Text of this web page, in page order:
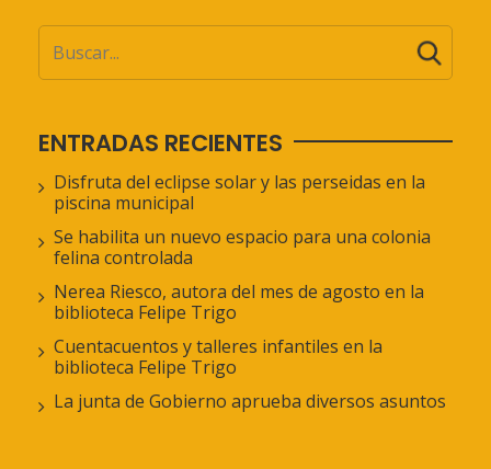
ENTRADAS RECIENTES
Disfruta del eclipse solar y las perseidas en la
piscina municipal
Se habilita un nuevo espacio para una colonia
felina controlada
Nerea Riesco, autora del mes de agosto en la
biblioteca Felipe Trigo
Cuentacuentos y talleres infantiles en la
biblioteca Felipe Trigo
La junta de Gobierno aprueba diversos asuntos